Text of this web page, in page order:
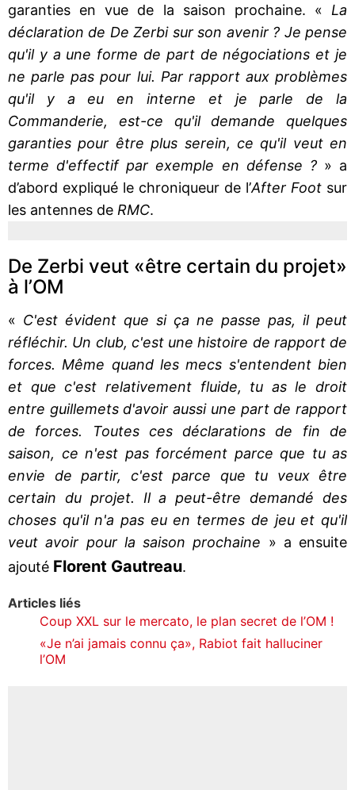
garanties en vue de la saison prochaine. « La
déclaration de De Zerbi sur son avenir ? Je pense
qu'il y a une forme de part de négociations et je
ne parle pas pour lui. Par rapport aux problèmes
qu'il y a eu en interne et je parle de la
Commanderie, est-ce qu'il demande quelques
garanties pour être plus serein, ce qu'il veut en
terme d'effectif par exemple en défense ?» a
d’abord expliqué le chroniqueur de l’After Foot sur
les antennes de RMC.
De Zerbi veut «être certain du projet»
à l’OM
« C'est évident que si ça ne passe pas, il peut
réfléchir. Un club, c'est une histoire de rapport de
forces. Même quand les mecs s'entendent bien
et que c'est relativement fluide, tu as le droit
entre guillemets d'avoir aussi une part de rapport
de forces. Toutes ces déclarations de fin de
saison, ce n'est pas forcément parce que tu as
envie de partir, c'est parce que tu veux être
certain du projet. Il a peut-être demandé des
choses qu'il n'a pas eu en termes de jeu et qu'il
veut avoir pour la saison prochaine » a ensuite
ajouté Florent Gautreau.
Articles liés
Coup XXL sur le mercato, le plan secret de l’OM !
«Je n’ai jamais connu ça», Rabiot fait halluciner
l’OM